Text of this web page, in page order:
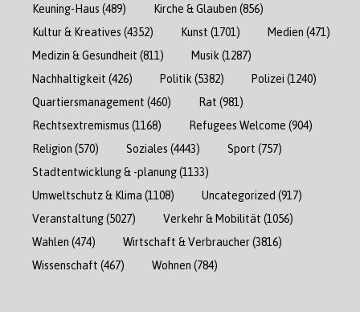
Keuning-Haus (489) Kirche & Glauben (856)
Kultur & Kreatives (4352) Kunst (1701) Medien (471)
Medizin & Gesundheit (811) Musik (1287)
Nachhaltigkeit (426) Politik (5382) Polizei (1240)
Quartiersmanagement (460) Rat (981)
Rechtsextremismus (1168) Refugees Welcome (904)
Religion (570) Soziales (4443) Sport (757)
Stadtentwicklung & -planung(1133)
Umweltschutz & Klima (1108) Uncategorized (917)
Veranstaltung(5027) Verkehr & Mobilität (1056)
Wahlen (474) Wirtschaft & Verbraucher(3816)
Wissenschaft (467) Wohnen (784)